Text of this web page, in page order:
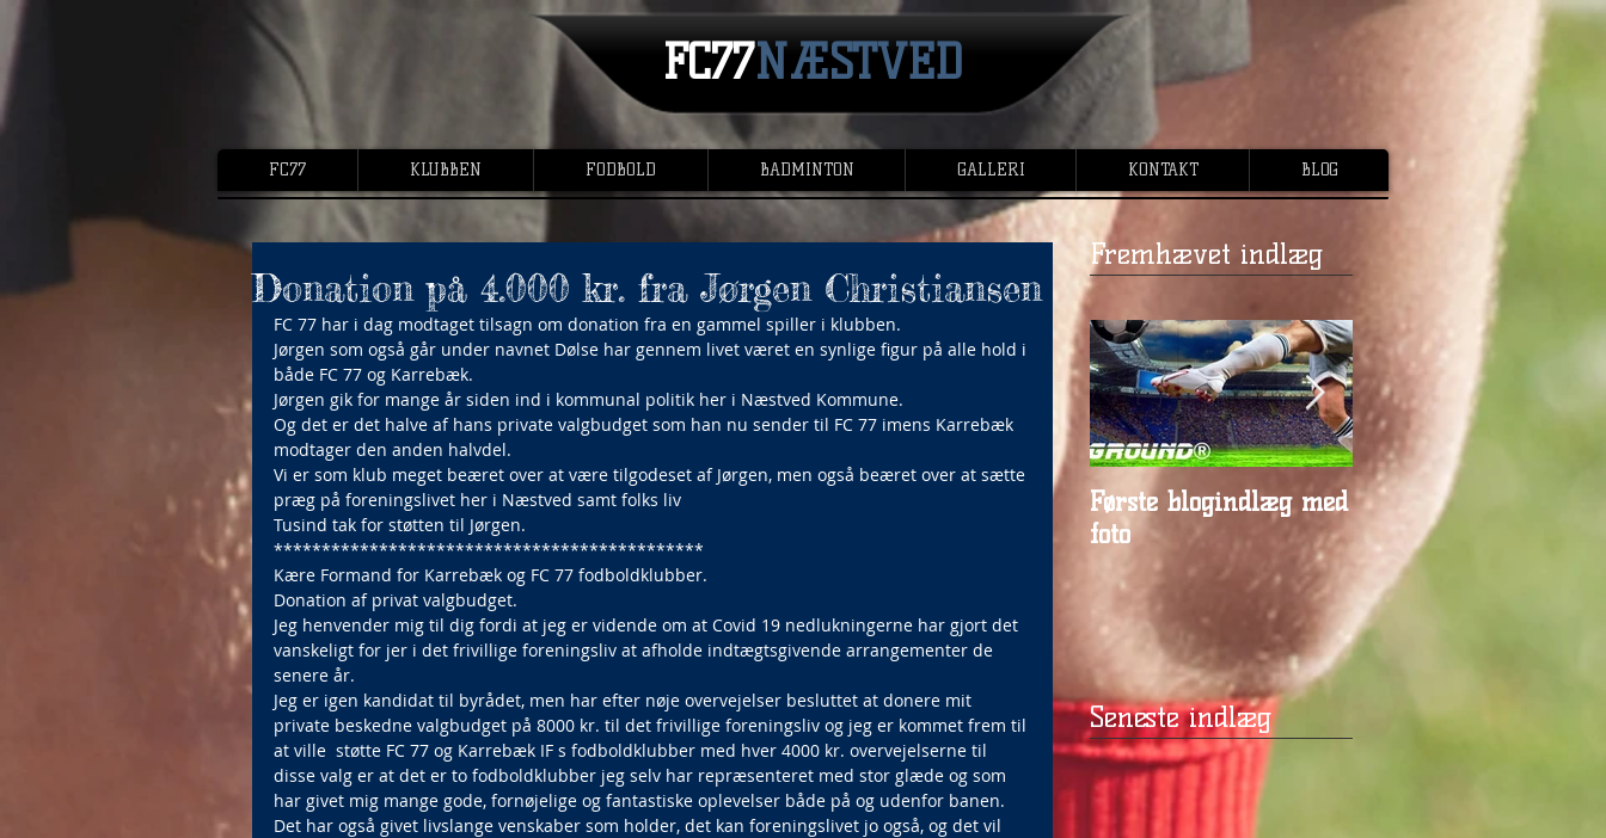
FC77NÆSTVED
Donation på 4.000 kr. fra Jørgen Christiansen
FC 77 har i dag modtaget tilsagn om donation fra en gammel spiller i klubben.
Jørgen som også går under navnet Dølse har gennem livet været en synlige figur på alle hold i
både FC 77 og Karrebæk.
Jørgen gik for mange år siden ind i kommunal politik her i Næstved Kommune.
Og det er det halve af hans private valgbudget som han nu sender til FC 77 imens Karrebæk
modtager den anden halvdel.
Vi er som klub meget beæret over at være tilgodeset af Jørgen, men også beæret over at sætte
præg på foreningslivet her i Næstved samt folks liv
Tusind tak for støtten til Jørgen.
*********************************************
Kære Formand for Karrebæk og FC 77 fodboldklubber.
Donation af privat valgbudget.
Jeg henvender mig til dig fordi at jeg er vidende om at Covid 19 nedlukningerne har gjort det
vanskeligt for jer i det frivillige foreningsliv at afholde indtægtsgivende arrangementer de
senere år.
Jeg er igen kandidat til byrådet, men har efter nøje overvejelser besluttet at donere mit
private beskedne valgbudget på 8000 kr. til det frivillige foreningsliv og jeg er kommet frem til
at ville  støtte FC 77 og Karrebæk IF s fodboldklubber med hver 4000 kr. overvejelserne til
disse valg er at det er to fodboldklubber jeg selv har repræsenteret med stor glæde og som
har givet mig mange gode, fornøjelige og fantastiske oplevelser både på og udenfor banen.
Det har også givet livslange venskaber som holder, det kan foreningslivet jo også, og det vil
Fremhævet indlæg
Første blogindlæg med
foto
Første blogindlæg
video
Seneste indlæg
FC77 KLUBBEN FODBOLD BADMINTON GALLERI KONTAKT BLOG